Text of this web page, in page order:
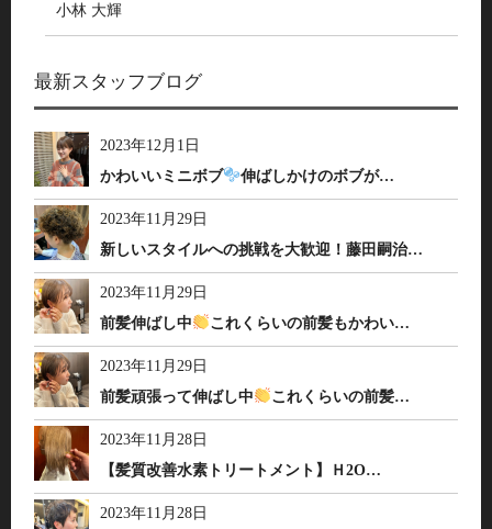
小林 大輝
最新スタッフブログ
2023年12月1日
かわいいミニボブ
伸ばしかけのボブが…
2023年11月29日
新しいスタイルへの挑戦を大歓迎！藤田嗣治…
2023年11月29日
前髪伸ばし中
これくらいの前髪もかわい…
2023年11月29日
前髪頑張って伸ばし中
これくらいの前髪…
2023年11月28日
【髪質改善水素トリートメント】Ｈ2O…
2023年11月28日